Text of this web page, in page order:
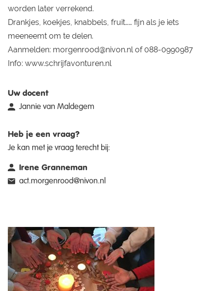
worden later verrekend.
Drankjes, koekjes, knabbels, fruit…… fijn als je iets
meeneemt om te delen.
Aanmelden: morgenrood@nivon.nlof 088-0990987
Info: www.schrijfavonturen.nl
Uw docent
Jannie van Maldegem
Heb je een vraag?
Je kan met je vraag terecht bij:
Irene Granneman
act.morgenrood@nivon.nl